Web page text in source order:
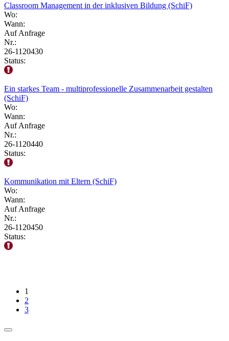
Classroom Management in der inklusiven Bildung (SchiF)
Wo:
Wann:
Auf Anfrage
Nr.:
26-1120430
Status:
Ein starkes Team - multiprofessionelle Zusammenarbeit gestalten
(SchiF)
Wo:
Wann:
Auf Anfrage
Nr.:
26-1120440
Status:
Kommunikation mit Eltern (SchiF)
Wo:
Wann:
Auf Anfrage
Nr.:
26-1120450
Status:
1
2
3